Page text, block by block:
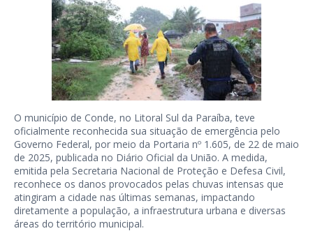
O município de Conde, no Litoral Sul da Paraíba, teve
oficialmente reconhecida sua situação de emergência pelo
Governo Federal, por meio da Portaria nº 1.605, de 22 de maio
de 2025, publicada no Diário Oficial da União. A medida,
emitida pela Secretaria Nacional de Proteção e Defesa Civil,
reconhece os danos provocados pelas chuvas intensas que
atingiram a cidade nas últimas semanas, impactando
diretamente a população, a infraestrutura urbana e diversas
áreas do território municipal.